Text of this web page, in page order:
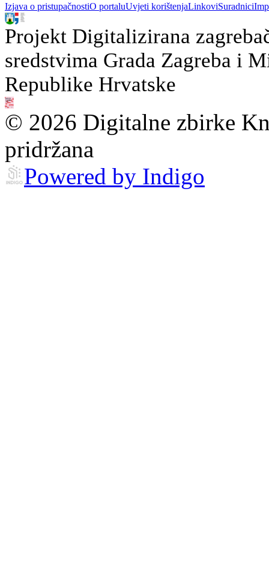
Izjava o pristupačnostiO portaluUvjeti korištenjaLinkoviSuradnici
Projekt Digitalizirana
sredstvima Grada Zagreba i
Republike Hrvatske
© 2026 Digitalne zbirke
pridržana
Powered by Indigo